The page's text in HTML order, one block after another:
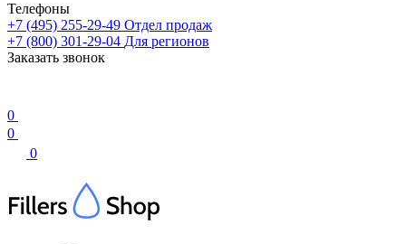
Телефоны
+7 (495) 255-29-49 Отдел продаж
+7 (800) 301-29-04 Для регионов
Заказать звонок
0
0
0